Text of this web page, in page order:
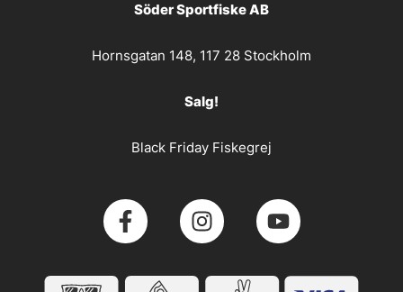
Söder Sportfiske AB
Hornsgatan 148, 117 28 Stockholm
Salg!
Black Friday Fiskegrej